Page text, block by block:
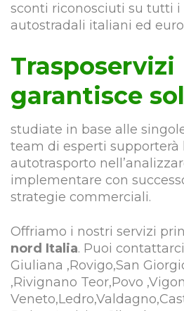
sconti riconosciuti su tutti i
autostradali italiani ed
Trasposervizi
garantisce
studiate in base alle
team di esperti supporterà
autotrasporto
implementare con
strategie commerciali.
Offriamo i nostri servizi
nord Italia. Puoi
Giuliana ,Rovigo,San
,Rivignano Teor,Povo